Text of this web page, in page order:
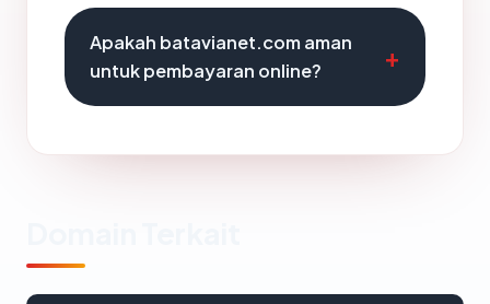
Apakah batavianet.com aman
untuk pembayaran online?